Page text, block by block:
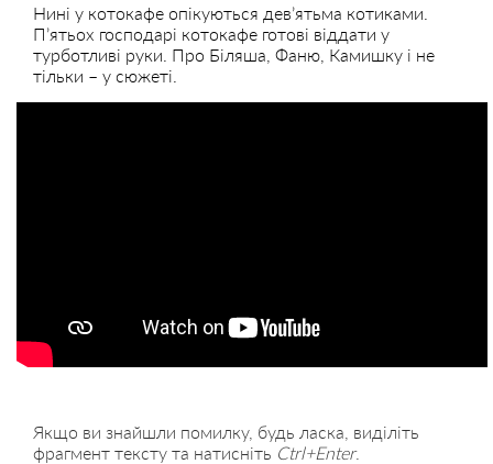
Нині у котокафе опікуються дев’ятьма котиками.
П’ятьох господарі котокафе готові віддати у
турботливі руки. Про Біляша, Фаню, Камишку і не
тільки – у сюжеті.
Якщо ви знайшли помилку, будь ласка, виділіть
фрагмент тексту та натисніть Ctrl+Enter.